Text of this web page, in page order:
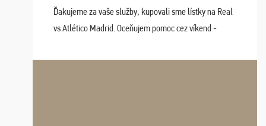
Ďakujeme za vaše služby, kupovali sme lístky na Real
vs Atlético Madrid. Oceňujem pomoc cez víkend -
spokojnosti. Sedenie bolo dobré, štadión Barnabéu ...